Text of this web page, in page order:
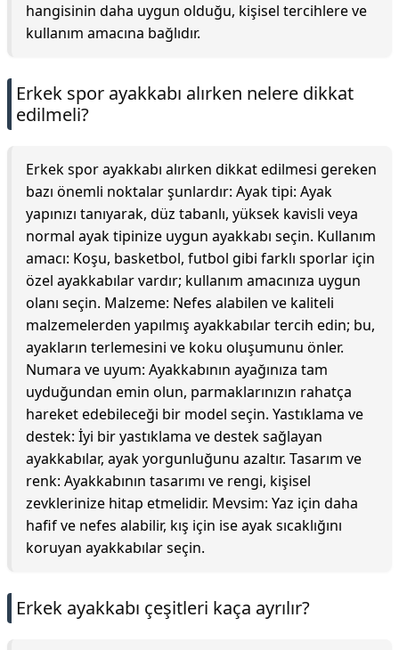
hangisinin daha uygun olduğu, kişisel tercihlere ve
kullanım amacına bağlıdır.
Erkek spor ayakkabı alırken nelere dikkat
edilmeli?
Erkek spor ayakkabı alırken dikkat edilmesi gereken
bazı önemli noktalar şunlardır: Ayak tipi: Ayak
yapınızı tanıyarak, düz tabanlı, yüksek kavisli veya
normal ayak tipinize uygun ayakkabı seçin. Kullanım
amacı: Koşu, basketbol, futbol gibi farklı sporlar için
özel ayakkabılar vardır; kullanım amacınıza uygun
olanı seçin. Malzeme: Nefes alabilen ve kaliteli
malzemelerden yapılmış ayakkabılar tercih edin; bu,
ayakların terlemesini ve koku oluşumunu önler.
Numara ve uyum: Ayakkabının ayağınıza tam
uyduğundan emin olun, parmaklarınızın rahatça
hareket edebileceği bir model seçin. Yastıklama ve
destek: İyi bir yastıklama ve destek sağlayan
ayakkabılar, ayak yorgunluğunu azaltır. Tasarım ve
renk: Ayakkabının tasarımı ve rengi, kişisel
zevklerinize hitap etmelidir. Mevsim: Yaz için daha
hafif ve nefes alabilir, kış için ise ayak sıcaklığını
koruyan ayakkabılar seçin.
Erkek ayakkabı çeşitleri kaça ayrılır?